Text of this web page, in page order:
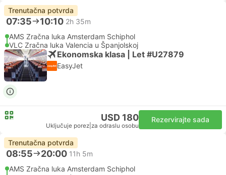
Trenutačna potvrda
07:35 10:10 2h 35m
AMS Zračna luka Amsterdam Schiphol
VLC Zračna luka Valencia u Španjolskoj
Ekonomska klasa | Let #U27879
EasyJet
USD 180
Uključuje porez za odraslu osobu
Rezervirajte sada
Trenutačna potvrda
08:55 20:00 11h 5m
AMS Zračna luka Amsterdam Schiphol